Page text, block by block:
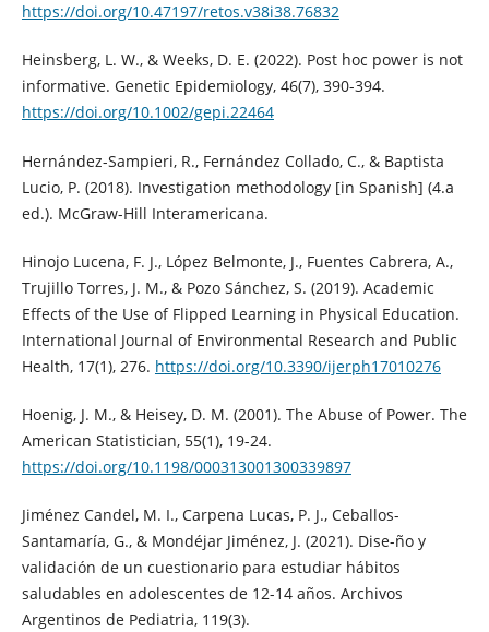
https://doi.org/10.47197/retos.v38i38.76832
Heinsberg, L. W., & Weeks, D. E. (2022). Post hoc power is not
informative. Genetic Epidemiology, 46(7), 390-394.
https://doi.org/10.1002/gepi.22464
Hernández-Sampieri, R., Fernández Collado, C., & Baptista
Lucio, P. (2018). Investigation methodology [in Spanish] (4.a
ed.). McGraw-Hill Interamericana.
Hinojo Lucena, F. J., López Belmonte, J., Fuentes Cabrera, A.,
Trujillo Torres, J. M., & Pozo Sánchez, S. (2019). Academic
Effects of the Use of Flipped Learning in Physical Education.
International Journal of Environmental Research and Public
Health, 17(1), 276. https://doi.org/10.3390/ijerph17010276
Hoenig, J. M., & Heisey, D. M. (2001). The Abuse of Power. The
American Statistician, 55(1), 19-24.
https://doi.org/10.1198/000313001300339897
Jiménez Candel, M. I., Carpena Lucas, P. J., Ceballos-
Santamaría, G., & Mondéjar Jiménez, J. (2021). Dise-ño y
validación de un cuestionario para estudiar hábitos
saludables en adolescentes de 12-14 años. Archivos
Argentinos de Pediatria, 119(3).